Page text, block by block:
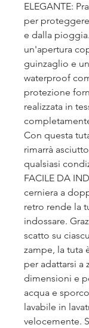
ELEGANTE:
per
e dalla
un'apertura
guinzaglio e
waterproof
protezione
realizzata in
Con questa
rimarrà
qualsiasi
FACILE DA
cerniera a
retro rende la
indossare.
scatto su
zampe, la tuta
per adattarsi a
dimensioni e
acqua e
lavabile in
velocemente.